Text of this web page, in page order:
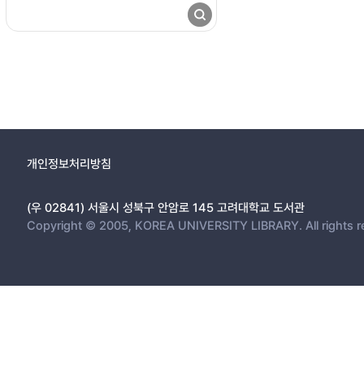
개인정보처리방침
(우 02841) 서울시 성북구 안암로 145 고려대학교 도서관
Copyright © 2005, KOREA UNIVERSITY LIBRARY. All rights